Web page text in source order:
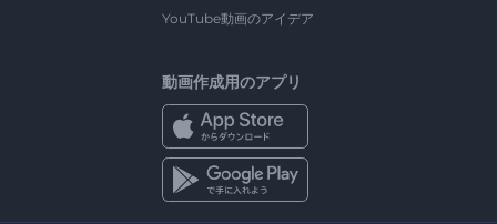
YouTube動画のアイデア
動画作成用のアプリ